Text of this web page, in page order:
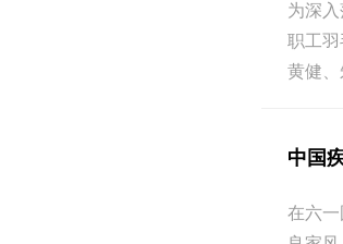
为深
职工
黄健
中国
在六